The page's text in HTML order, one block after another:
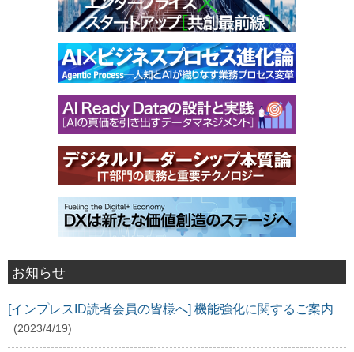
お知らせ
[インプレスID読者会員の皆様へ] 機能強化に関するご案内
(2023/4/19)